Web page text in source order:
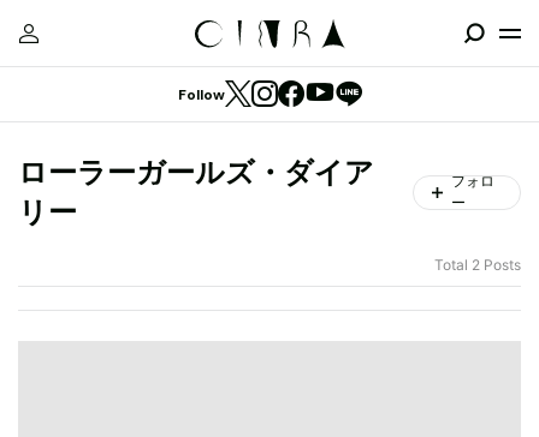
Follow
ローラーガールズ・ダイア
リー
フォロ
ー
Total 2 Posts